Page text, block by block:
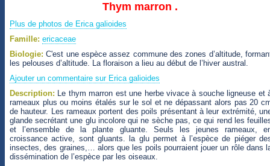
Thym marron .
Plus de photos de Erica galioides
Famille: ericaceae
Biologie: C'est une espèce assez commune des zones d’altitude,
les pelouses d’altitude. La floraison a lieu au début de l’hiver austral.
Ajouter un commentaire sur Erica galioides
Description: Le thym marron est une herbe vivace à souche ligneuse et
rameaux plus ou moins étalés sur le sol et ne dépassant alors pas 20
de hauteur. Les rameaux portent des poils présentant à leur extrémité,
glande secrétant une glu incolore qui ne sèche pas, ce qui rend les
et l’ensemble de la plante gluante. Seuls les jeunes rameaux,
croissance active, sont gluants. la glu permet à l’espèce de piéger
insectes, des graines,… alors que les poils pourraient jouer un rôle dans
dissémination de l’espèce par les oiseaux.